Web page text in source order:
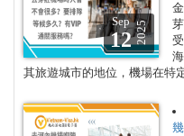
Sep
122025
其旅遊城市的地位，機場在特